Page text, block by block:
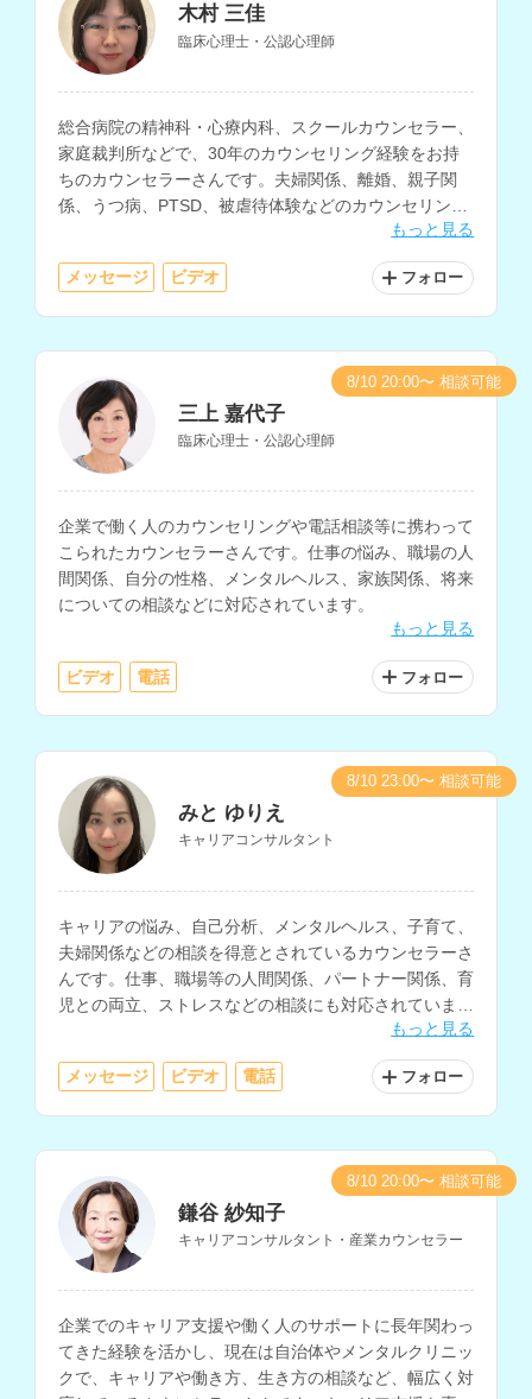
木村 三佳
臨床心理士・公認心理師
総合病院の精神科・心療内科、スクールカウンセラー、
家庭裁判所などで、30年のカウンセリング経験をお持
ちのカウンセラーさんです。夫婦関係、離婚、親子関
係、うつ病、PTSD、被虐待体験などのカウンセリング
もっと見る
メッセージ ビデオ フォロー
三上 嘉代子
臨床心理士・公認心理師
企業で働く人のカウンセリングや電話相談等に携わって
こられたカウンセラーさんです。仕事の悩み、職場の人
間関係、自分の性格、メンタルヘルス、家族関係、将来
についての相談などに対応されています。
もっと見る
ビデオ 電話 フォロー
8/10 20:00〜 相談可能
みと ゆりえ
キャリアコンサルタント
キャリアの悩み、自己分析、メンタルヘルス、子育て、
夫婦関係などの相談を得意とされているカウンセラーさ
んです。仕事、職場等の人間関係、パートナー関係、育
児との両立、ストレスなどの相談にも対応されていま
もっと見る
メッセージ ビデオ 電話 フォロー
8/10 23:00〜 相談可能
鎌谷 紗知子
キャリアコンサルタント・産業カウンセラー
企業でのキャリア支援や働く人のサポートに長年関わっ
てきた経験を活かし、現在は自治体やメンタルクリニッ
クで、キャリアや働き方、生き方の相談など、幅広く対
8/10 20:00〜 相談可能